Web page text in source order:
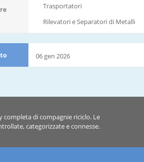
Trasportatori
Rilevatori e Separatori di Metalli
06 gen 2026
completa di compagnie riciclo. Le
categorizzate e connesse.